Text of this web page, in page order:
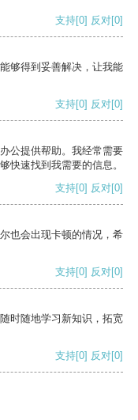
支持[0] 反对[0]
够得到妥善解决，让我能
支持[0] 反对[0]
公提供帮助。我经常需要
快速找到我需要的信息。
支持[0] 反对[0]
也会出现卡顿的情况，希
支持[0] 反对[0]
时随地学习新知识，拓宽
支持[0] 反对[0]